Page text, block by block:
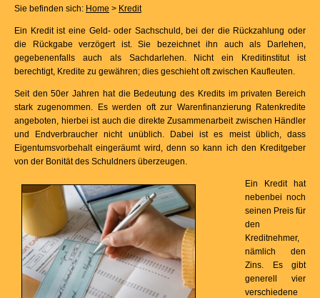
Sie befinden sich: Home > Kredit
Ein Kredit ist eine Geld- oder Sachschuld, bei der die Rückzahlung oder
die Rückgabe verzögert ist. Sie bezeichnet ihn auch als Darlehen,
gegebenenfalls auch als Sachdarlehen. Nicht ein Kreditinstitut ist
berechtigt, Kredite zu gewähren; dies geschieht oft zwischen Kaufleuten.
Seit den 50er Jahren hat die Bedeutung des Kredits im privaten Bereich
stark zugenommen. Es werden oft zur Warenfinanzierung Ratenkredite
angeboten, hierbei ist auch die direkte Zusammenarbeit zwischen Händler
und Endverbraucher nicht unüblich. Dabei ist es meist üblich, dass
Eigentumsvorbehalt eingeräumt wird, denn so kann ich den Kreditgeber
von der Bonität des Schuldners überzeugen.
Ein Kredit hat
nebenbei noch
seinen Preis für
den
Kreditnehmer,
nämlich den
Zins. Es gibt
generell vier
verschiedene